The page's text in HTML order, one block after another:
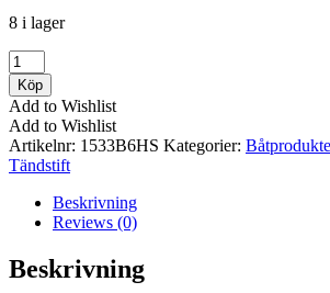
8 i lager
NGK
-
TÄNDSTIFT
B6HS
mängd
Köp
Add to Wishlist
Add to Wishlist
Artikelnr: 1533B6HS Kategorier:
Tändstift
Beskrivning
Reviews (0)
Beskrivning